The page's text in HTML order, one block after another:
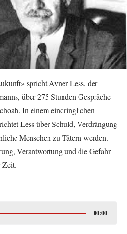
spricht Avner Less, der
über 275 Stunden Gespräche
In einem eindringlichen
Less über Schuld, Verdrängung
Menschen zu Tätern werden.
Verantwortung und die Gefahr
Zeit.
00:00